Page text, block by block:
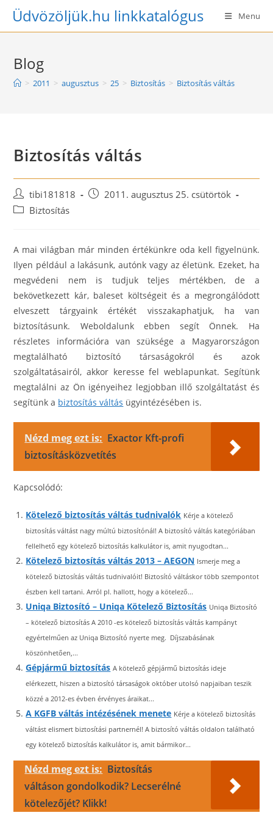
SkipÜdvözöljük.hu linkkatalógus Menu
Blog
> 2011 > augusztus > 25 > Biztosítás > Biztosítás váltás
Biztosítás váltás
Post
author:
tibi181818
Post2011. augusztus 25. csütörtök
PostBiztosítás
A mai világban már minden értékünkre oda kell figyelnünk.
Ilyen például a lakásunk, autónk vagy az életünk. Ezeket, ha
megvédeni nem is tudjuk teljes mértékben, de a
bekövetkezett kár, baleset költségeit és a megrongálódott
elveszett tárgyaink értékét visszakaphatjuk, ha van
biztosításunk. Weboldalunk ebben segít Önnek. Ha
részletes információra van szüksége a Magyarországon
megtalálható biztosító társaságokról és azok
szolgáltatásairól, akkor keresse fel weblapunkat. Segítünk
megtalálni az Ön igényeihez legjobban illő szolgáltatást és
segítünk a biztosítás váltás ügyintézésében is.
Nézd meg ezt is: Exactor Kft-profi
biztosításközvetítés
Kapcsolódó:
Kötelező biztosítás váltás tudnivalók Kérje a kötelező
biztosítás váltást nagy múltú biztosítónál! A biztosító váltás kategóriában
fellelhető egy kötelező biztosítás kalkulátor is, amit nyugodtan...
Kötelező biztosítás váltás 2013 – AEGON Ismerje meg a
kötelező biztosítás váltás tudnivalóit! Biztosító váltáskor több szempontot
észben kell tartani. Arról pl. hallott, hogy a kötelező...
Uniqa Biztosító – Uniqa Kötelező Biztosítás Uniqa Biztosító
– kötelező biztosítás A 2010 -es kötelező biztosítás váltás kampányt
egyértelműen az Uniqa Biztosító nyerte meg. Díjszabásának
köszönhetően,...
Gépjármű biztosítás A kötelező gépjármű biztosítás ideje
elérkezett, hiszen a biztosító társaságok október utolsó napjaiban teszik
közzé a 2012-es évben érvényes áraikat...
A KGFB váltás intézésének menete Kérje a kötelező biztosítás
váltást elismert biztosítási partnernél! A biztosító váltás oldalon található
egy kötelező biztosítás kalkulátor is, amit bármikor...
Nézd meg ezt is: Biztosítás
váltáson gondolkodik? Lecserélné
kötelezőjét? Klikk!